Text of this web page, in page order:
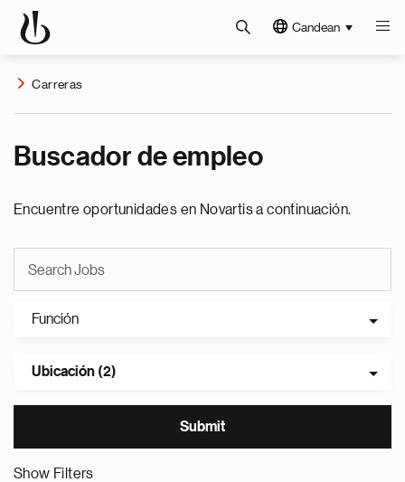
Candean
Carreras
Buscador de empleo
Encuentre oportunidades en Novartis a continuación.
Función
Ubicación (2)
Show Filters